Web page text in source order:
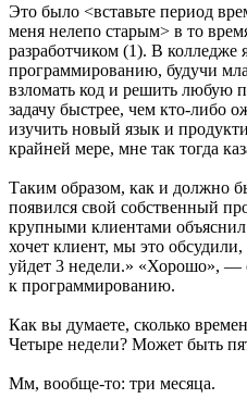
Это было <вставьте период
меня нелепо старым> в то
разработчиком (1). В
программированию, будучи
взломать код и решить любую
задачу быстрее, чем кто-либо
изучить новый язык и
крайней мере, мне так тогда
Таким образом, как и должно
появился свой собственный
крупными клиентами
хочет клиент, мы это
уйдет 3 недели.» «Хорошо», —
к программированию.
Как вы думаете, сколько
Четыре недели? Может быть
Мм, вообще-то: три месяца.